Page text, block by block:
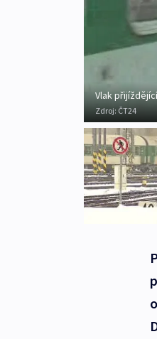
Vlak
Zdroj: ČT24